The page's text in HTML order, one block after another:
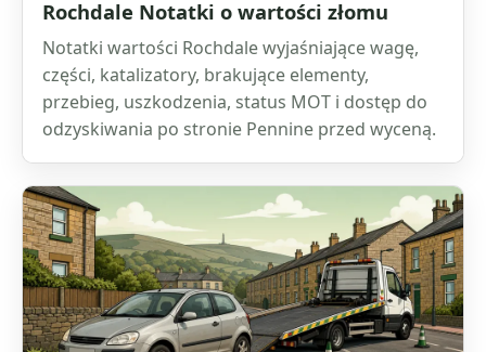
Rochdale Notatki o wartości złomu
Notatki wartości Rochdale wyjaśniające wagę,
części, katalizatory, brakujące elementy,
przebieg, uszkodzenia, status MOT i dostęp do
odzyskiwania po stronie Pennine przed wyceną.